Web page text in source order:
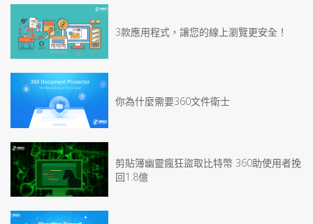
3款應用程式，讓您的線上瀏覽更安全！
你為什麼需要360文件衛士
剪貼簿幽靈瘋狂盜取比特幣 360助使用者挽
回1.8億